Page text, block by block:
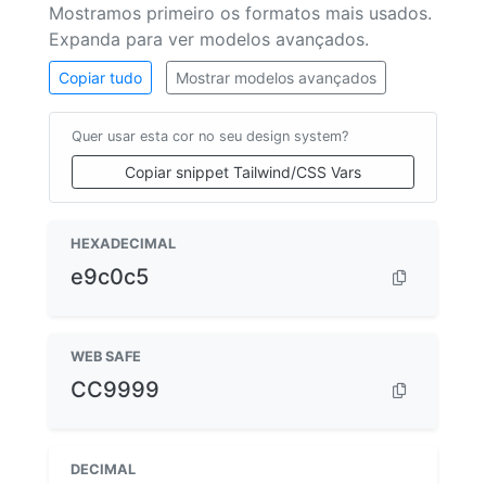
Mostramos primeiro os formatos mais usados.
Expanda para ver modelos avançados.
Copiar tudo Mostrar modelos avançados
Quer usar esta cor no seu design system?
Copiar snippet Tailwind/CSS Vars
HEXADECIMAL
e9c0c5
WEB SAFE
CC9999
DECIMAL